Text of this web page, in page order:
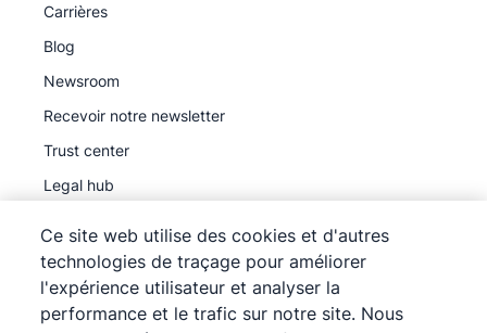
Carrières
Blog
Newsroom
Recevoir notre newsletter
Trust center
Legal hub
Ce site web utilise des cookies et d'autres
technologies de traçage pour améliorer
l'expérience utilisateur et analyser la
performance et le trafic sur notre site. Nous